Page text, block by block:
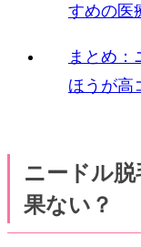
すめの医
まとめ：
ほうが高
ニードル
果ない？